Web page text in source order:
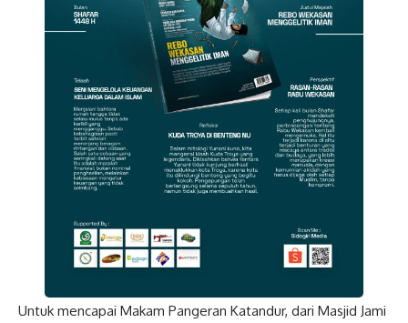
Untuk mencapai Makam Pangeran Katandur, dari Masjid Jami